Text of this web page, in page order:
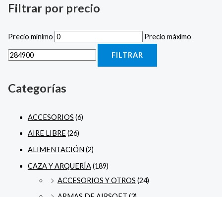
Filtrar por precio
Precio mínimo Precio máximo
FILTRAR
Categorías
ACCESORIOS (6)
AIRE LIBRE(26)
ALIMENTACIÓN (2)
CAZA Y ARQUERÍA(189)
ACCESORIOS Y OTROS (24)